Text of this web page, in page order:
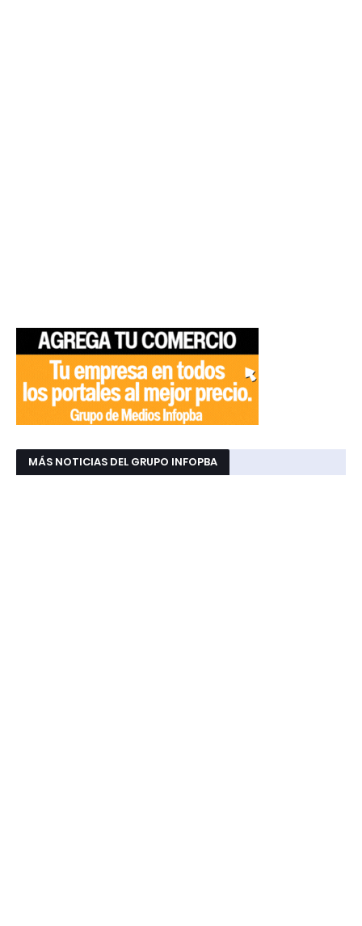
MÁS NOTICIAS DEL GRUPO INFOPBA